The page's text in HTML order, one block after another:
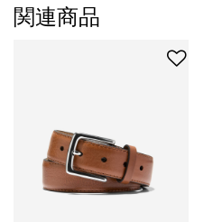
関連商品